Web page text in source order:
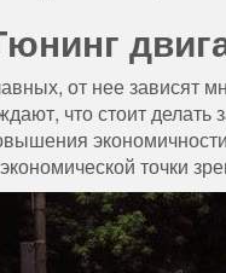
от нее зависят
что стоит
точки